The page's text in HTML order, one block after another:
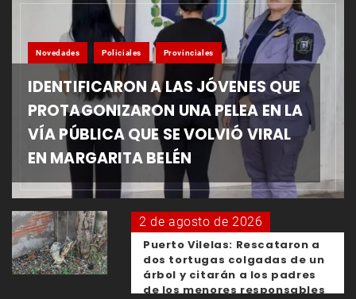
Novedades Policiales Provinciales
IDENTIFICARON A LAS JÓVENES QUE
PROTAGONIZARON UNA PELEA EN LA
VÍA PÚBLICA QUE SE VOLVIÓ VIRAL
EN MARGARITA BELÉN
2 de agosto de 2026
Puerto Vilelas: Rescataron a
dos tortugas colgadas de un
árbol y citarán a los padres
de los menores responsables